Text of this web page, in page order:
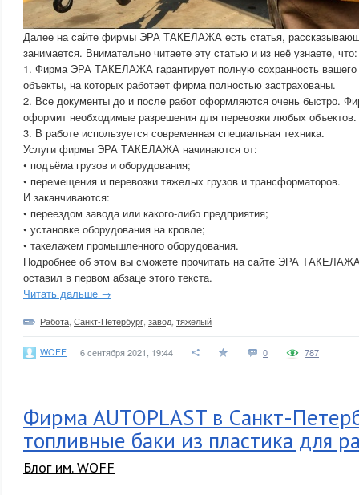
Далее на сайте фирмы ЭРА ТАКЕЛАЖА есть статья,
занимается. Внимательно читаете эту статью и из неё узнаете, что:
1. Фирма ЭРА ТАКЕЛАЖА гарантирует полную сохранность вашего
объекты, на которых работает фирма полностью застрахованы.
2. Все документы до и после работ оформляются очень быстро.
оформит необходимые разрешения для перевозки любых объектов.
3. В работе используется современная специальная техника.
Услуги фирмы ЭРА ТАКЕЛАЖА начинаются от:
• подъёма грузов и оборудования;
• перемещения и перевозки тяжелых грузов и трансформаторов.
И заканчиваются:
• переездом завода или какого-либо предприятия;
• установке оборудования на кровле;
• такелажем промышленного оборудования.
Подробнее об этом вы сможете прочитать на сайте ЭРА
оставил в первом абзаце этого текста.
Читать дальше →
Работа Санкт-Петербург завод тяжёлый
WOFF 6 сентября 2021, 19:44 0 787
Фирма AUTOPLAST в Санкт-
топливные баки из пластика для
Блог им. WOFF